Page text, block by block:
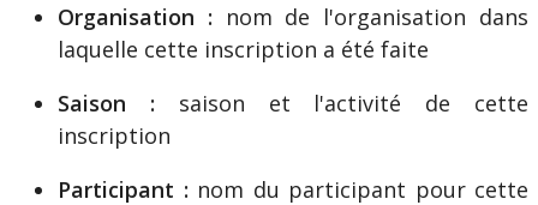
Organisation : nom de l'organisation dans
laquelle cette inscription a été faite
Saison
: saison et l'activité de
cette
inscription
Participant : nom du participant pour cette